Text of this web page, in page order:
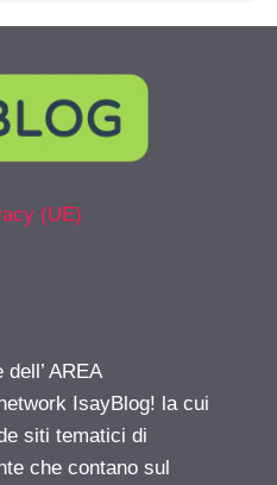
(UE)
AREA
IsayBlog! la cui
siti tematici di
che contano sul